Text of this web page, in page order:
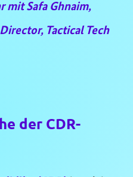
mitSafa Ghnaim,
Tactical Tech
der CDR-